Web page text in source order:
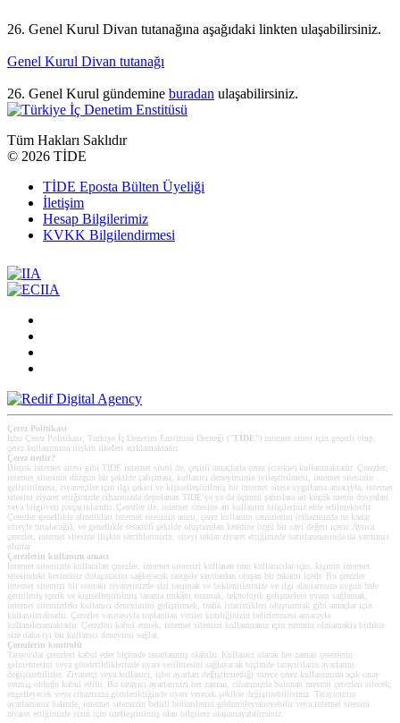
26. Genel Kurul Divan tutanağına aşağıdaki linkten ulaşabilirsiniz.
Genel Kurul Divan tutanağı
26. Genel Kurul gündemine buradan ulaşabilirsiniz.
Tüm Hakları Saklıdır
© 2026 TİDE
TİDE Eposta Bülten Üyeliği
İletişim
Hesap Bilgilerimiz
KVKK Bilgilendirmesi
Çerez Politikası
İşbu Çerez Politikası, Türkiye İç Denetim Enstitüsü Derneği (" TİDE ") internet sitesi için geçerli olup,
çerez kullanımına ilişkin ilkeleri açıklamaktadır.
Çerez nedir?
Birçok internet sitesi gibi TİDE internet sitesi de, çeşitli amaçlarla çerez (cookie) kullanmaktadır. Çerezler;
internet sitesinin düzgün bir şekilde çalışması, kullanıcı deneyiminin iyileştirilmesi, internet sitesinin
geliştirilmesi, ziyaretçiler için ilgi çekici ve kişiselleştirilmiş bir internet sitesi/uygulama amacıyla, internet
sitesini ziyaret ettiğinizde cihazınızda depolanan TİDE’ye ya da üçüncü şahıslara ait küçük metin dosyaları
veya bilgi/veri parçacıklarıdır. Çerezler ile, internet sitesine ait kullanım bilgileriniz elde edilmektedir.
Çerezler genellikle alındıkları internet sitesinin adını, çerez kullanım ömürlerini (cihazınızda ne kadar
süreyle tutulacağı), ve genellikle tesadüfî şekilde oluşturulan kendine özgü bir sayı değeri içerir. Ayrıca
çerezler, internet sitesine ilişkin tercihlerinizin, siteyi tekrar ziyaret ettiğinizde hatırlanmasında da yardımcı
olurlar.
Çerezlerin kullanım amacı
Internet sitemizde kullanılan çerezler, internet sitemizi kullanan tüm kullanıcılar için, kişinin internet
sitesindeki kesintisiz dolaşmasını sağlayacak rastgele sayılardan oluşan bir rakamı içerir. Bu çerezler
internet sitemizi bir sonraki ziyaretinizde sizi tanımak ve beklentilerinize ve ilgi alanlarınıza uygun hale
getirilmiş içerik ve kişiselleştirilmiş tarama imkânı sunmak, teknolojik gelişmelere uyum sağlamak,
internet sitemizdeki kullanıcı deneyimini geliştirmek, trafik istatistikleri oluşturmak gibi amaçlar için
kullanılmaktadır. Çerezler vasıtasıyla toplanılan veriler kimliğinizin belirlenmesi amacıyla
kullanılmamaktadır. Çerezleri kabul etmek, internet sitemizi kullanmanız için zorunlu olmamakla birlikte
size daha iyi bir kullanıcı deneyimi sağlar.
Çerezlerin kontrolü
Tarayıcılar çerezleri kabul eder biçimde tasarlanmış olabilir. Kullanıcı olarak her zaman çerezlerin
gelmemesini veya gönderildiklerinde uyarı verilmesini sağlayacak biçimde tarayıcıların ayarlarını
değiştirebilirler. Ziyaretçi veya kullanıcı, işbu ayarları değiştirmediği sürece çerez kullanımına açık onay
vermiş olduğu kabul edilir. Bu tarayıcı ayarlarınızı her zaman, cihazınızda bulunan mevcut çerezleri silecek,
engelleyecek veya cihazınıza gönderildiğinde uyarı verecek şekilde değiştirebilirsiniz. Tarayıcınızı
ayarlamanız halinde, internet sitemizin belirli bölümlerini görüntüleyemeyebilir veya internet sitesini
ziyaret ettiğinizde sizin için özelleştirilmiş olan bilgilere ulaşamayabilirsiniz.